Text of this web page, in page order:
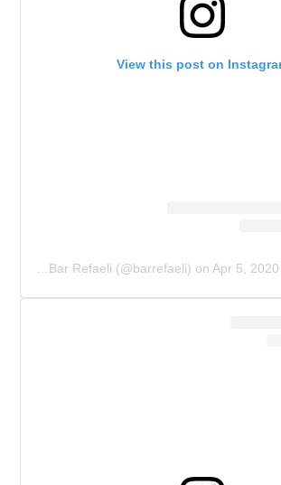
View this post on
A post shared by Bar Refaeli (@barrefaeli) on Apr 5,